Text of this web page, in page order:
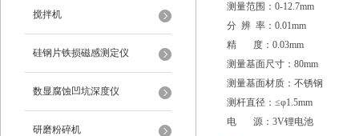
搅拌机
硅钢片铁损磁感测定仪
数显腐蚀凹坑深度仪
研磨粉碎机
测量范围：0-12.7mm
分 辨 率：0.01mm
精 度：0.03mm
测量基面尺寸：80mm
测量基面材质：不锈钢
测杆直径：≤φ1.5mm
电 源：3V锂电池